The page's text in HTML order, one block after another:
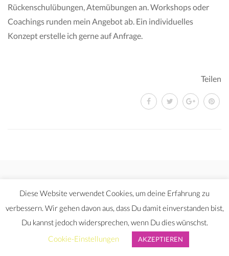
UNTERRICHT KONTAKT
Rückenschulübungen, Atemübungen an. Workshops oder
Coachings runden mein Angebot ab. Ein individuelles
Konzept erstelle ich gerne auf Anfrage.
Teilen
© 2017 Ausgleichsyoga Yvonne Fohmann. Alle Rechte
vorbehalten
IMPRESSUM DATENSCHUTZERKLÄRUNG
Diese Website verwendet Cookies, um deine Erfahrung zu
verbessern. Wir gehen davon aus, dass Du damit einverstanden bist,
Du kannst jedoch widersprechen, wenn Du dies wünschst.
Cookie-Einstellungen
AKZEPTIEREN